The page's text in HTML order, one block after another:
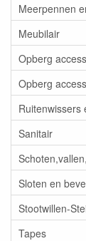
Meerpennen
Meubilair
Opberg
Opberg
Ruitenwissers
Sanitair
Sloten en
Stootwillen-
Tapes